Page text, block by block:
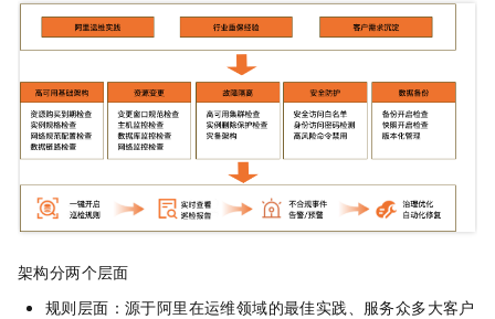
架构分两个层面
规则层面：源于阿里在运维领域的最佳实践、服务众多大客户